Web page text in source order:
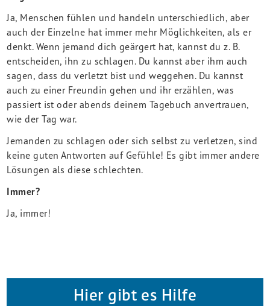
Ja, Menschen fühlen und handeln unterschiedlich, aber
auch der Einzelne hat immer mehr Möglichkeiten, als er
denkt. Wenn jemand dich geärgert hat, kannst du z. B.
entscheiden, ihn zu schlagen. Du kannst aber ihm auch
sagen, dass du verletzt bist und weggehen. Du kannst
auch zu einer Freundin gehen und ihr erzählen, was
passiert ist oder abends deinem Tagebuch anvertrauen,
wie der Tag war.
Jemanden zu schlagen oder sich selbst zu verletzen, sind
keine guten Antworten auf Gefühle! Es gibt immer andere
Lösungen als diese schlechten.
Immer?
Ja, immer!
Hier gibt es Hilfe